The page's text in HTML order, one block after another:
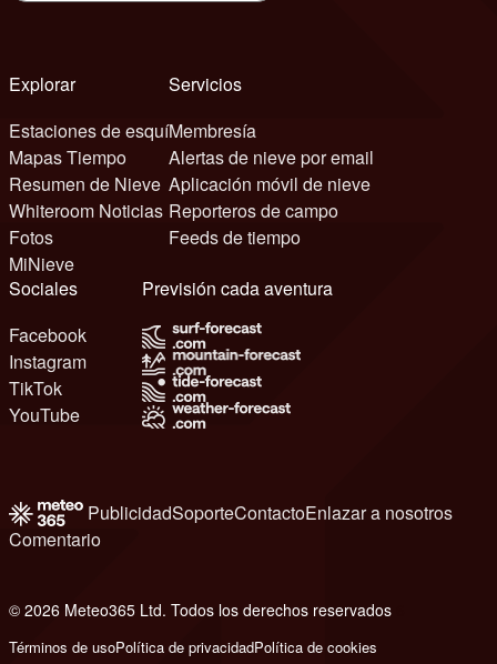
Explorar
Estaciones de esquí
Mapas Tiempo
Resumen de Nieve
Whiteroom Noticias
Fotos
MiNieve
Servicios
Membresía
Alertas de nieve por email
Aplicación móvil de nieve
Reporteros de campo
Feeds de tiempo
Sociales
Facebook
Instagram
TikTok
YouTube
Previsión cada aventura
PublicidadSoporteContactoEnlazar a nosotros
Comentario
© 2026 Meteo365 Ltd. Todos los derechos reservados
Términos de usoPolítica de privacidadPolítica de cookies